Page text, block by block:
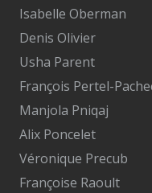
Isabelle Oberman
Denis Olivier
Usha Parent
François Pertel-
Manjola Pniqaj
Alix Poncelet
Véronique Precub
Françoise Raoult